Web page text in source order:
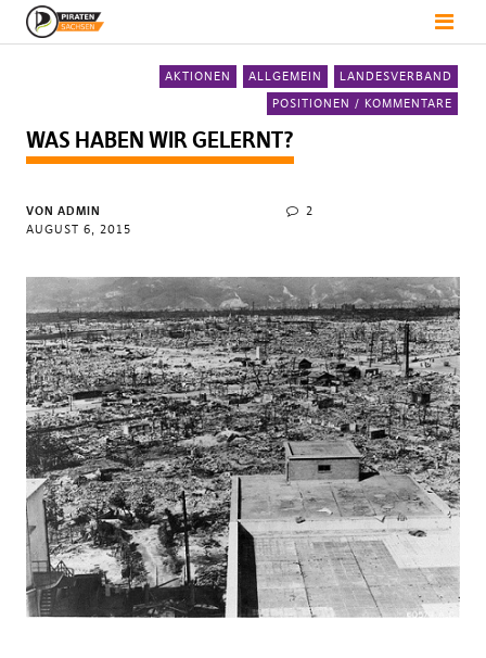
AKTIONEN ALLGEMEIN
LANDESVERBAND
POSITIONEN / KOMMENTARE
WAS HABEN WIR GELERNT?
VON ADMIN
AUGUST 6, 2015
2